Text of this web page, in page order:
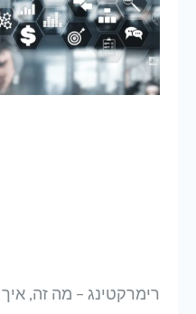
רימרקטינג – מה זה, איך